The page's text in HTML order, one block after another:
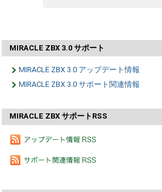
MIRACLE ZBX 3.0 サポート
MIRACLE ZBX 3.0 アップデート情報
MIRACLE ZBX 3.0 サポート関連情報
MIRACLE ZBX サポートRSS